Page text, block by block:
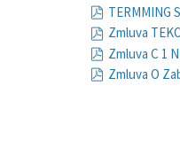
TERMMING
Zmluva
Zmluva C 1
Zmluva O